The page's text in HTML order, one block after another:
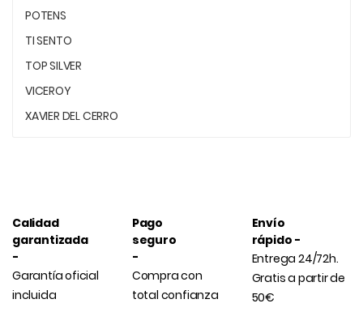
POTENS
TI SENTO
TOP SILVER
VICEROY
XAVIER DEL CERRO
Calidad
garantizada
-
Garantía oficial
incluida
Pago
seguro
-
Compra con
total confianza
Envío
rápido -
Entrega 24/72h.
Gratis a partir de
50€